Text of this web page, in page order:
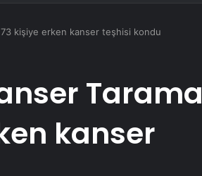
73 kişiye erken kanser teşhisi kondu
Tarama
kanser